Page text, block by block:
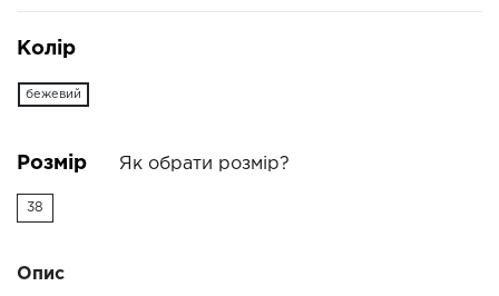
Колір
бежевий
Розмір Як обрати розмір?
38
Опис